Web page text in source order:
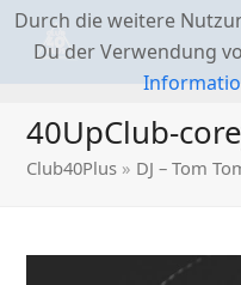
40UpClub-
Club40Plus » DJ – Tom
Durch die weitere
Du der Verwendung